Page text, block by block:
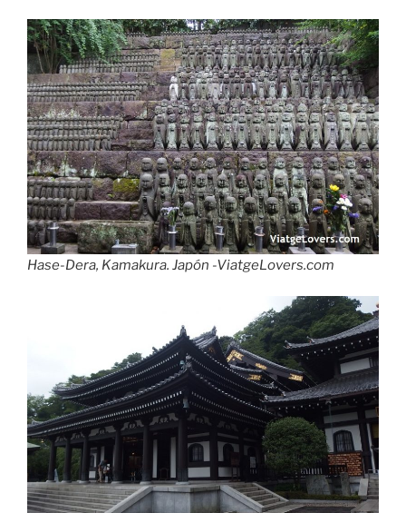
Hase-Dera, Kamakura. Japón -ViatgeLovers.com